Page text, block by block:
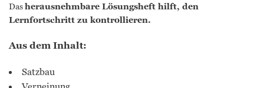
Dasherausnehmbare Lösungsheft hilft, den
Lernfortschritt zu kontrollieren.
Aus dem Inhalt:
Satzbau